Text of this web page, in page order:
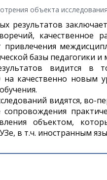
объекта
результатов
качественное
базы педагогики и
видится
качественно новым
видятся, во-
сопровождения
объектом,
в т.ч. иностранным